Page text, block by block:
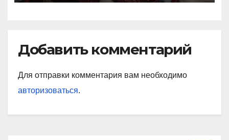
Добавить комментарий
Для отправки комментария вам необходимо
авторизоваться.